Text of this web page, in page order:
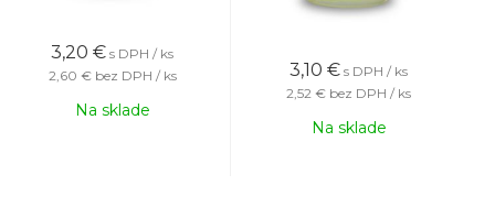
3,20 € s DPH / ks
2,60 € bez DPH / ks
Na sklade
3,10 € s DPH / ks
2,52 € bez DPH / ks
Na sklade